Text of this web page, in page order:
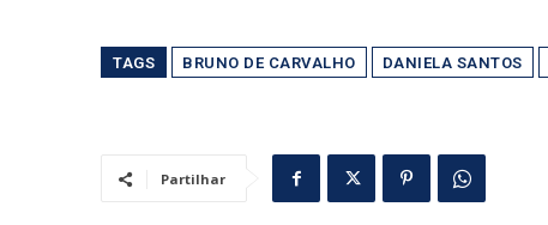
TAGS BRUNO DE CARVALHO DANIELA SANTOS
Partilhar